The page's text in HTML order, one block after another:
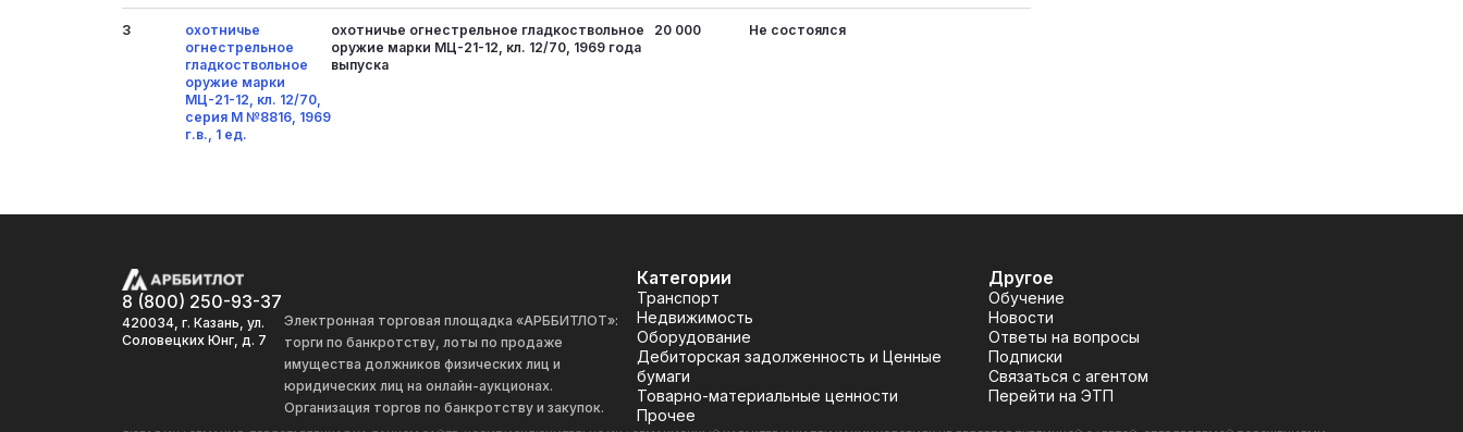
3
охотничье
огнестрельное
гладкоствольное
оружие марки
МЦ-21-12, кл. 12/70,
серия М №8816, 1969
г.в., 1 ед.
охотничье огнестрельное гладкоствольное
оружие марки МЦ-21-12, кл. 12/70, 1969 года
выпуска
20 000 Не состоялся
8 (800) 250-93-37
420034, г. Казань, ул.
Соловецких Юнг, д. 7
Электронная торговая площадка «АРББИТЛОТ»:
торги по банкротству, лоты по продаже
имущества должников физических лиц и
юридических лиц на онлайн-аукционах.
Организация торгов по банкротству и закупок.
Категории
Транспорт
Недвижимость
Оборудование
Дебиторская задолженность и Ценные
бумаги
Товарно-материальные ценности
Прочее
Другое
Обучение
Новости
Ответы на вопросы
Подписки
Связаться с агентом
Перейти на ЭТП